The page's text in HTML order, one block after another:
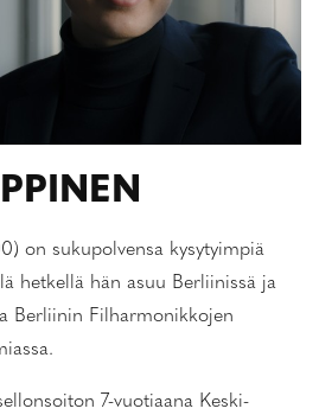
on sukupolvensa kysytyimpiä
hetkellä hän asuu Berliinissä ja
Berliinin Filharmonikkojen
7-vuotiaana Keski-